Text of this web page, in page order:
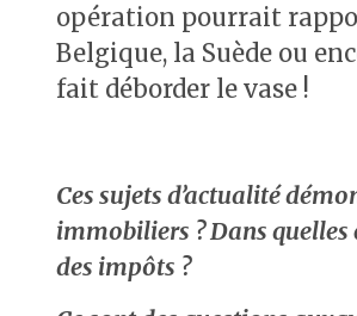
opération pourrait
Belgique, la Suède ou
fait déborder le vase !
Ces sujets d’actualité
immobiliers ? Dans quelles
des impôts ?